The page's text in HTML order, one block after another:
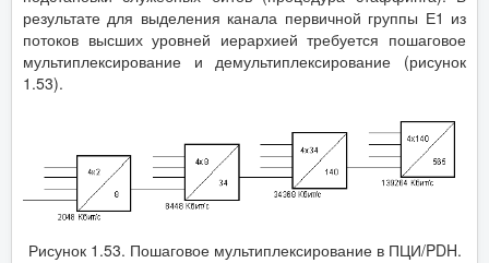
результате для выделения канала первичной группы Е1 из
потоков высших уровней иерархией требуется пошаговое
мультиплексирование и демультиплексирование (рисунок
1.53).
Рисунок 1.53. Пошаговое мультиплексирование в ПЦИ/PDH.